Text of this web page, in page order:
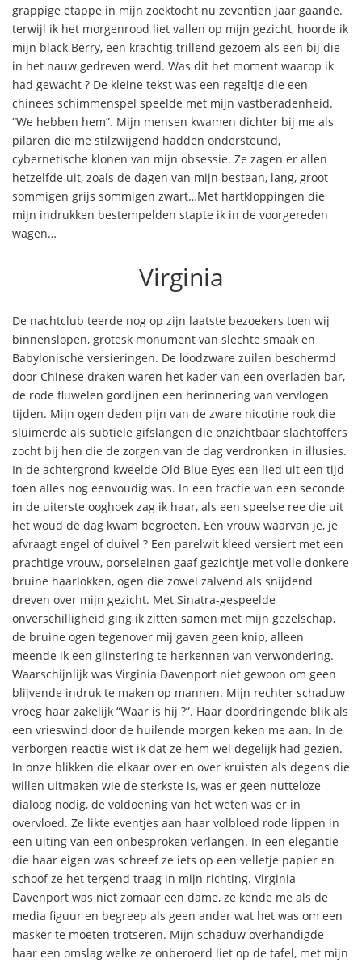
grappige etappe in mijn zoektocht nu zeventien jaar gaande.
terwijl ik het morgenrood liet vallen op mijn gezicht, hoorde ik
mijn black Berry, een krachtig trillend gezoem als een bij die
in het nauw gedreven werd. Was dit het moment waarop ik
had gewacht ? De kleine tekst was een regeltje die een
chinees schimmenspel speelde met mijn vastberadenheid.
“We hebben hem”. Mijn mensen kwamen dichter bij me als
pilaren die me stilzwijgend hadden ondersteund,
cybernetische klonen van mijn obsessie. Ze zagen er allen
hetzelfde uit, zoals de dagen van mijn bestaan, lang, groot
sommigen grijs sommigen zwart…Met hartkloppingen die
mijn indrukken bestempelden stapte ik in de voorgereden
wagen…
Virginia
De nachtclub teerde nog op zijn laatste bezoekers toen wij
binnenslopen, grotesk monument van slechte smaak en
Babylonische versieringen. De loodzware zuilen beschermd
door Chinese draken waren het kader van een overladen bar,
de rode fluwelen gordijnen een herinnering van vervlogen
tijden. Mijn ogen deden pijn van de zware nicotine rook die
sluimerde als subtiele gifslangen die onzichtbaar slachtoffers
zocht bij hen die de zorgen van de dag verdronken in illusies.
In de achtergrond kweelde Old Blue Eyes een lied uit een tijd
toen alles nog eenvoudig was. In een fractie van een seconde
in de uiterste ooghoek zag ik haar, als een speelse ree die uit
het woud de dag kwam begroeten. Een vrouw waarvan je, je
afvraagt engel of duivel ? Een parelwit kleed versiert met een
prachtige vrouw, porseleinen gaaf gezichtje met volle donkere
bruine haarlokken, ogen die zowel zalvend als snijdend
dreven over mijn gezicht. Met Sinatra-gespeelde
onverschilligheid ging ik zitten samen met mijn gezelschap,
de bruine ogen tegenover mij gaven geen knip, alleen
meende ik een glinstering te herkennen van verwondering.
Waarschijnlijk was Virginia Davenport niet gewoon om geen
blijvende indruk te maken op mannen. Mijn rechter schaduw
vroeg haar zakelijk “Waar is hij ?”. Haar doordringende blik als
een vrieswind door de huilende morgen keken me aan. In de
verborgen reactie wist ik dat ze hem wel degelijk had gezien.
In onze blikken die elkaar over en over kruisten als degens die
willen uitmaken wie de sterkste is, was er geen nutteloze
dialoog nodig, de voldoening van het weten was er in
overvloed. Ze likte eventjes aan haar volbloed rode lippen in
een uiting van een onbesproken verlangen. In een elegantie
die haar eigen was schreef ze iets op een velletje papier en
schoof ze het tergend traag in mijn richting. Virginia
Davenport was niet zomaar een dame, ze kende me als de
media figuur en begreep als geen ander wat het was om een
masker te moeten trotseren. Mijn schaduw overhandigde
haar een omslag welke ze onberoerd liet op de tafel, met mijn